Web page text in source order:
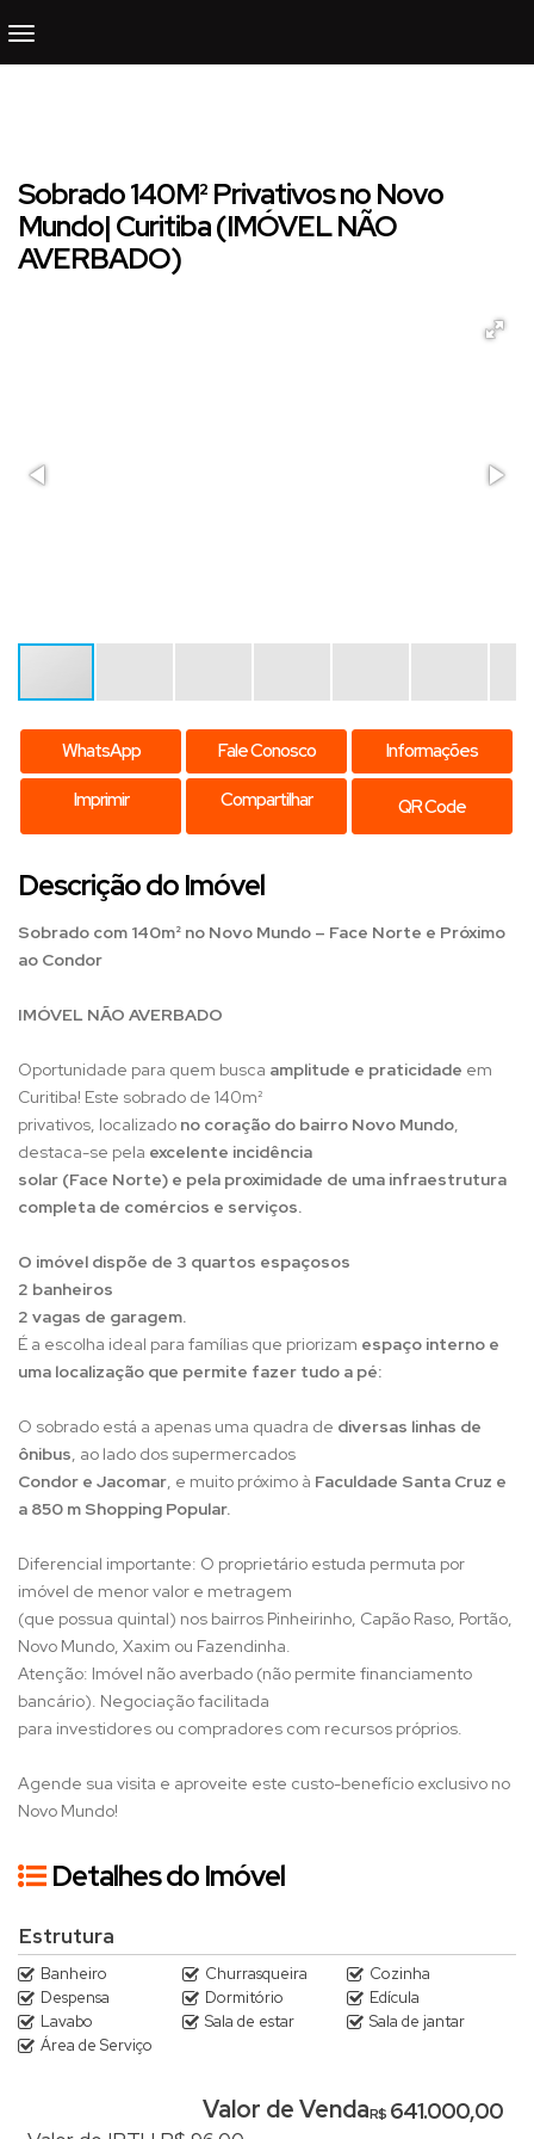
Sobrado 140M² Privativos no Novo
Mundo| Curitiba (IMÓVEL NÃO
AVERBADO)
WhatsApp Fale Conosco Informações
Imprimir Compartilhar QR Code
Descrição do Imóvel
Sobrado com 140m² no Novo Mundo – Face Norte e Próximo
ao Condor
IMÓVEL NÃO AVERBADO
Oportunidade para quem busca amplitude e praticidade em
Curitiba! Este sobrado de 140m²
privativos, localizado no coração do bairro Novo Mundo,
destaca-se pela excelente incidência
solar (Face Norte) e pela proximidade de uma infraestrutura
completa de comércios e serviços.
O imóvel dispõe de 3 quartos espaçosos
2 banheiros
2 vagas de garagem.
É a escolha ideal para famílias que priorizam espaço interno e
uma localização que permite fazer tudo a pé:
O sobrado está a apenas uma quadra de diversas linhas de
ônibus, ao lado dos supermercados
Condor e Jacomar, e muito próximo à Faculdade Santa Cruz e
a 850 m Shopping Popular.
Diferencial importante: O proprietário estuda permuta por
imóvel de menor valor e metragem
(que possua quintal) nos bairros Pinheirinho, Capão Raso, Portão,
Novo Mundo, Xaxim ou Fazendinha.
Atenção: Imóvel não averbado (não permite financiamento
bancário). Negociação facilitada
para investidores ou compradores com recursos próprios.
Agende sua visita e aproveite este custo-benefício exclusivo no
Novo Mundo!
Detalhes do Imóvel
Estrutura
Banheiro Churrasqueira
Cozinha
Despensa
Dormitório
Edícula
Lavabo
Sala de estar
Sala de jantar
Área de Serviço
R$ 641.000,00
Valor de Venda